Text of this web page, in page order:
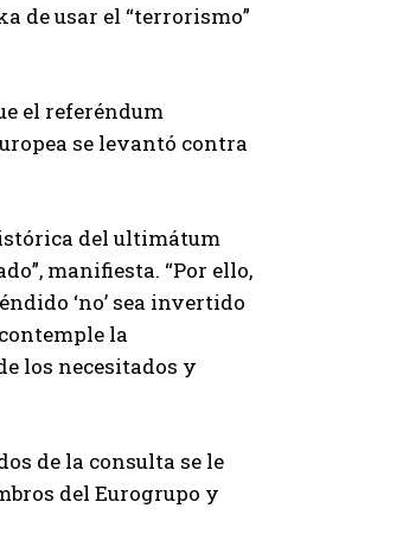
de usar el “terrorismo”
el referéndum
se levantó contra
del ultimátum
manifiesta. “Por ello,
‘no’ sea invertido
la
los necesitados y
de la consulta se le
del Eurogrupo y